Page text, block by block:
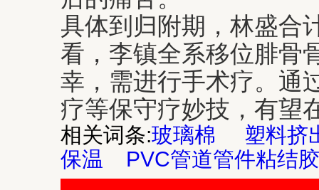
具体到归附期，林盛合
看，李镇全系移位腓骨
幸，需进行手术疗。通
疗等保守疗妙技，有望
相关词条:玻璃棉
塑料挤
保温
PVC管道管件粘结胶